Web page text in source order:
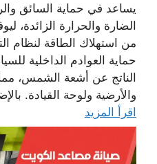
يساعد في حماية السائق
الضارة والحرارة الزائدة،
من استهلاك الطاقة لنظام
حماية العوادم الداخلية
الناتج عن أشعة الشمس،
والأرضية ولوحة القيادة.
اقرأ المزيد